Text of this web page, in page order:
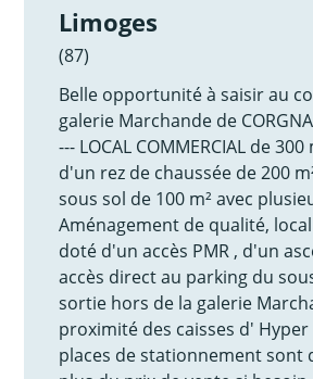
Limoges
(87)
Belle opportunité à saisir au
galerie Marchande de
--- LOCAL COMMERCIAL de
d'un rez de chaussée de 200
sous sol de 100 m² avec
Aménagement de qualité,
doté d'un accès PMR , d'un
accès direct au parking du
sortie hors de la galerie
proximité des caisses d' Hyper
places de stationnement sont